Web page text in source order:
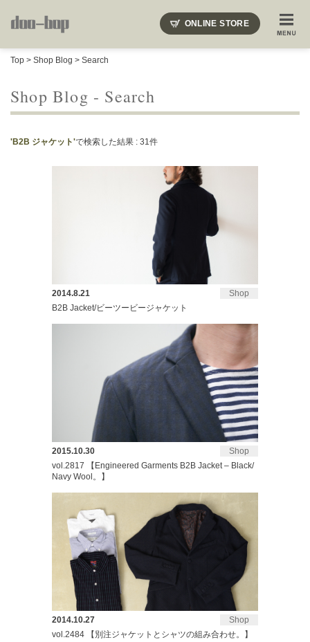
ONLINE STORE
Top > Shop Blog > Search
Shop Blog - Search
'B2B ジャケット'で検索した結果 : 31件
Shop
2014.8.21
B2B Jacket/ビーツービージャケット
Shop
2015.10.30
vol.2817 【Engineered Garments B2B Jacket – Black/
Navy Wool。】
Shop
2014.10.27
vol.2484 【別注ジャケットとシャツの組み合わせ。】